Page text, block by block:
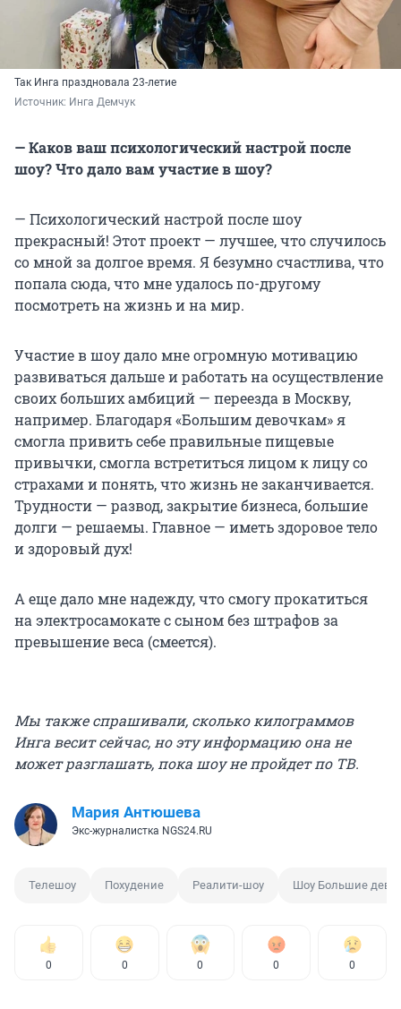
Так Инга праздновала 23-летие
Источник: Инга Демчук
— Каков ваш психологический настрой после
шоу? Что дало вам участие в шоу?
— Психологический настрой после шоу
прекрасный! Этот проект — лучшее, что случилось
со мной за долгое время. Я безумно счастлива, что
попала сюда, что мне удалось по-другому
посмотреть на жизнь и на мир.
Участие в шоу дало мне огромную мотивацию
развиваться дальше и работать на осуществление
своих больших амбиций — переезда в Москву,
например. Благодаря «Большим девочкам» я
смогла привить себе правильные пищевые
привычки, смогла встретиться лицом к лицу со
страхами и понять, что жизнь не заканчивается.
Трудности — развод, закрытие бизнеса, большие
долги — решаемы. Главное — иметь здоровое тело
и здоровый дух!
А еще дало мне надежду, что смогу прокатиться
на электросамокате с сыном без штрафов за
превышение веса (смеется).
Мы также спрашивали, сколько килограммов
Инга весит сейчас, но эту информацию она не
может разглашать, пока шоу не пройдет по ТВ.
Мария Антюшева
Экс-журналистка NGS24.RU
Телешоу Похудение Реалити-шоу Шоу Большие
0 0 0 0 0